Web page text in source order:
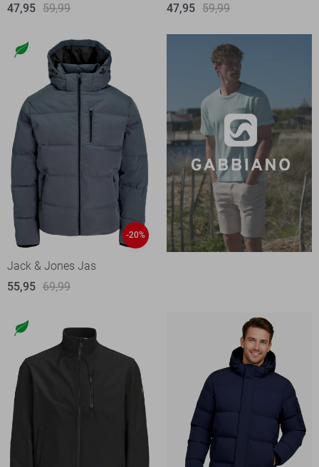
47,95 59,99
47,95 59,99
-20%
Jack & Jones Jas
55,95 69,99